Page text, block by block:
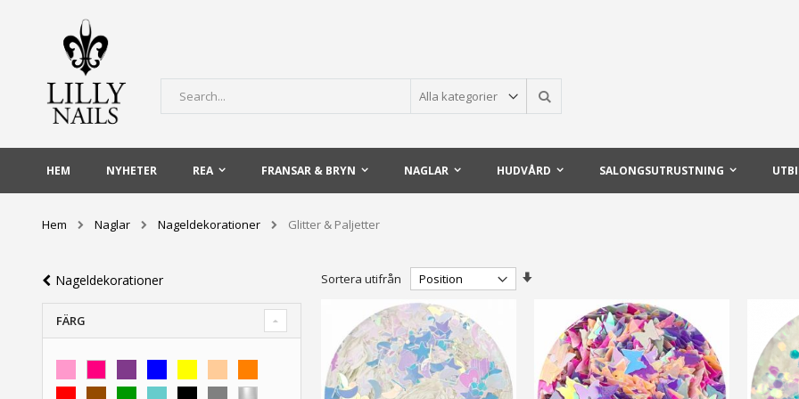
Content
Sök
HEM NYHETER REA FRANSAR & BRYN NAGLAR HUDVÅRD SALONGSUTRUSTNING
Hem Naglar Nageldekorationer Glitter & Paljetter
Sortera utifrån
Stigande
Nageldekorationer
FÄRG